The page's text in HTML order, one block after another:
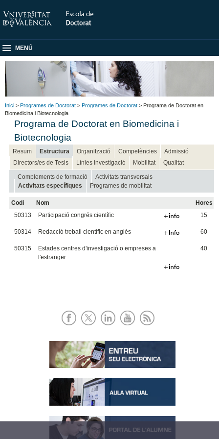
MENÚ
Inici > Programes de Doctorat > Programes de Doctorat > Programa de Doctorat en
Biomedicina i Biotecnologia
Programa de Doctorat en Biomedicina i
Biotecnologia
Resum Estructura Organització Competències
Admissió
Directors/es de Tesis
Línies investigació Mobilitat Qualitat
Complements de formació
Activitats transversals
Activitats específiques
Programes de mobilitat
Codi Nom
Hores
50313
Participació congrés científic 15
50314 Redacció treball científic en anglés 60
50315
Estades centres d'investigació o empreses a
l'estranger
40